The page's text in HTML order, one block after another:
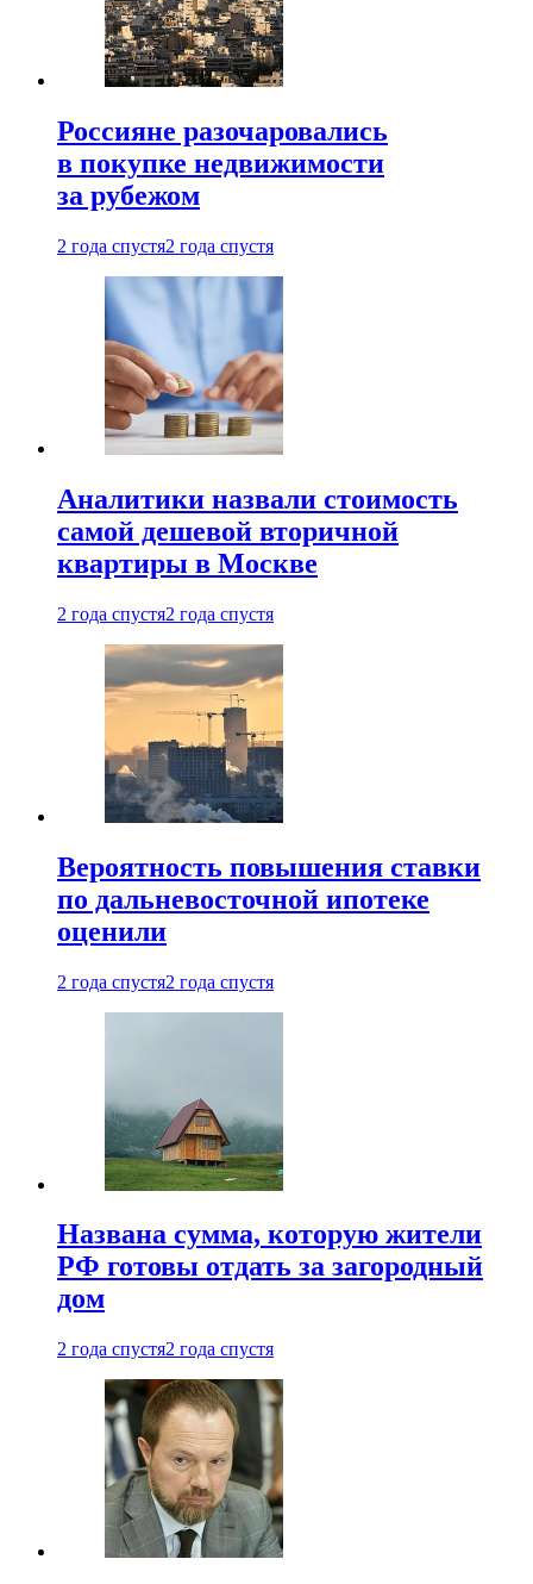
Россияне разочаровались
в покупке недвижимости
за рубежом
2 года спустя2 года спустя
Аналитики назвали стоимость
самой дешевой вторичной
квартиры в Москве
2 года спустя2 года спустя
Вероятность повышения ставки
по дальневосточной ипотеке
оценили
2 года спустя2 года спустя
Названа сумма, которую жители
РФ готовы отдать за загородный
дом
2 года спустя2 года спустя